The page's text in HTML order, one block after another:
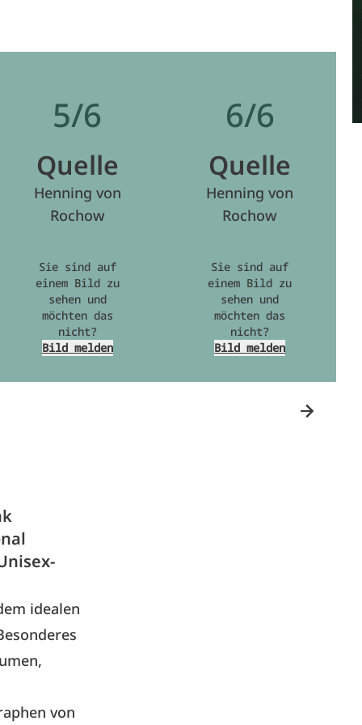
5/6
Quelle
Henning von
Rochow
Sie sind auf
einem Bild zu
sehen und
möchten das
nicht?
Bild melden
6/6
Quelle
Henning von
Rochow
Sie sind auf
einem Bild zu
sehen und
möchten das
nicht?
Bild melden
idealen
von